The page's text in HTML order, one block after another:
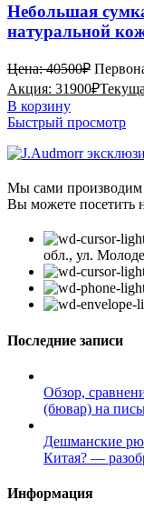
Небольшая
натуральной
Цена:40500₽
Акция: 31900₽
В корзину
Быстрый просмотр
Мы сами производим
Вы можете посетить
обл., ул.
Последние записи
Обзор,
(бювар) на
Дешманские
Китая? —
Информация